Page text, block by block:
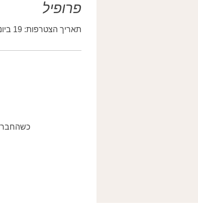
פרופיל
תאריך הצטרפות: 19 ביוני 2025
כשהחבר